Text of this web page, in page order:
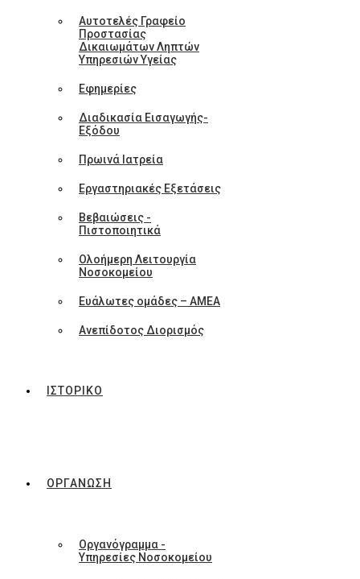
Αυτοτελές Γραφείο
Προστασίας
Δικαιωμάτων Ληπτών
Υπηρεσιών Υγείας
Εφημερίες
Διαδικασία Εισαγωγής-
Εξόδου
Πρωινά Ιατρεία
Εργαστηριακές Εξετάσεις
Βεβαιώσεις -
Πιστοποιητικά
Ολοήμερη Λειτουργία
Νοσοκομείου
Ευάλωτες ομάδες – ΑΜΕΑ
Ανεπίδοτος Διορισμός
ΙΣΤΟΡΙΚΟ
ΟΡΓΑΝΩΣΗ
Οργανόγραμμα -
Υπηρεσίες Νοσοκομείου